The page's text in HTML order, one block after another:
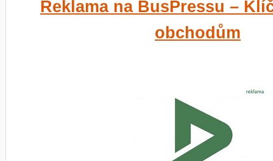
Reklama na BusPressu –
obchodům